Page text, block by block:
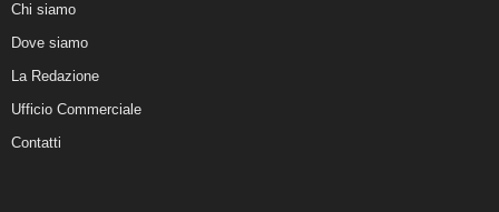
Chi siamo
Dove siamo
La Redazione
Ufficio Commerciale
Contatti